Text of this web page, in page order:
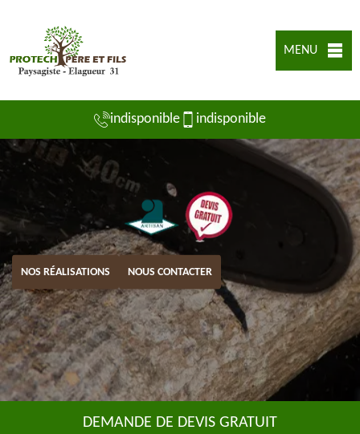
MENU
indisponible indisponible
NOS RÉALISATIONS NOUS CONTACTER
DEMANDE DE DEVIS GRATUIT